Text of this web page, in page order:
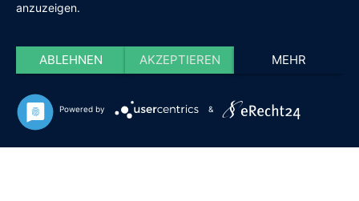
anzuzeigen.
ABLEHNEN AKZEPTIEREN MEHR
Powered by &